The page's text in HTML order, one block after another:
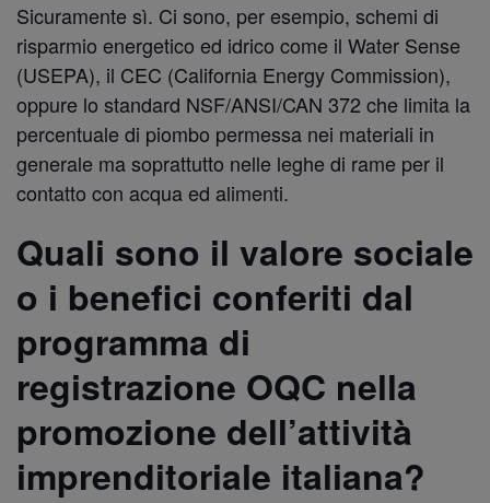
Sicuramente sì. Ci sono, per esempio, schemi di
risparmio energetico ed idrico come il Water Sense
(USEPA), il CEC (California Energy Commission),
oppure lo standard NSF/ANSI/CAN 372 che limita la
percentuale di piombo permessa nei materiali in
generale ma soprattutto nelle leghe di rame per il
contatto con acqua ed alimenti.
Quali sono il valore sociale
o i benefici conferiti dal
programma di
registrazione OQC nella
promozione dell’attività
imprenditoriale italiana?